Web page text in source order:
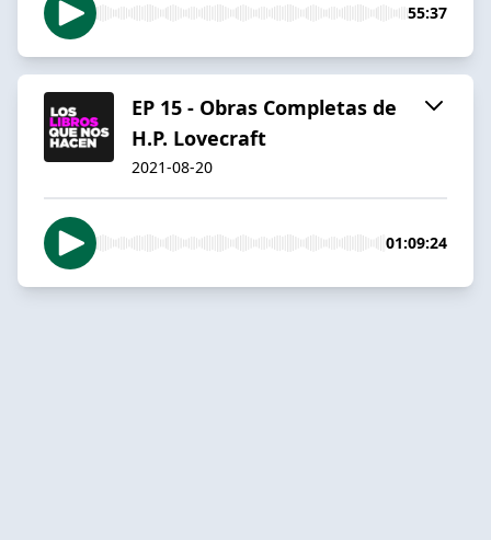
55:37
EP 15 - Obras Completas de
H.P. Lovecraft
2021-08-20
01:09:24